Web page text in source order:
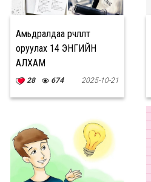
Амьдралдаа өөрчлөлт
оруулах 14 ЭНГИЙН
АЛХАМ
28 674 2025-10-21